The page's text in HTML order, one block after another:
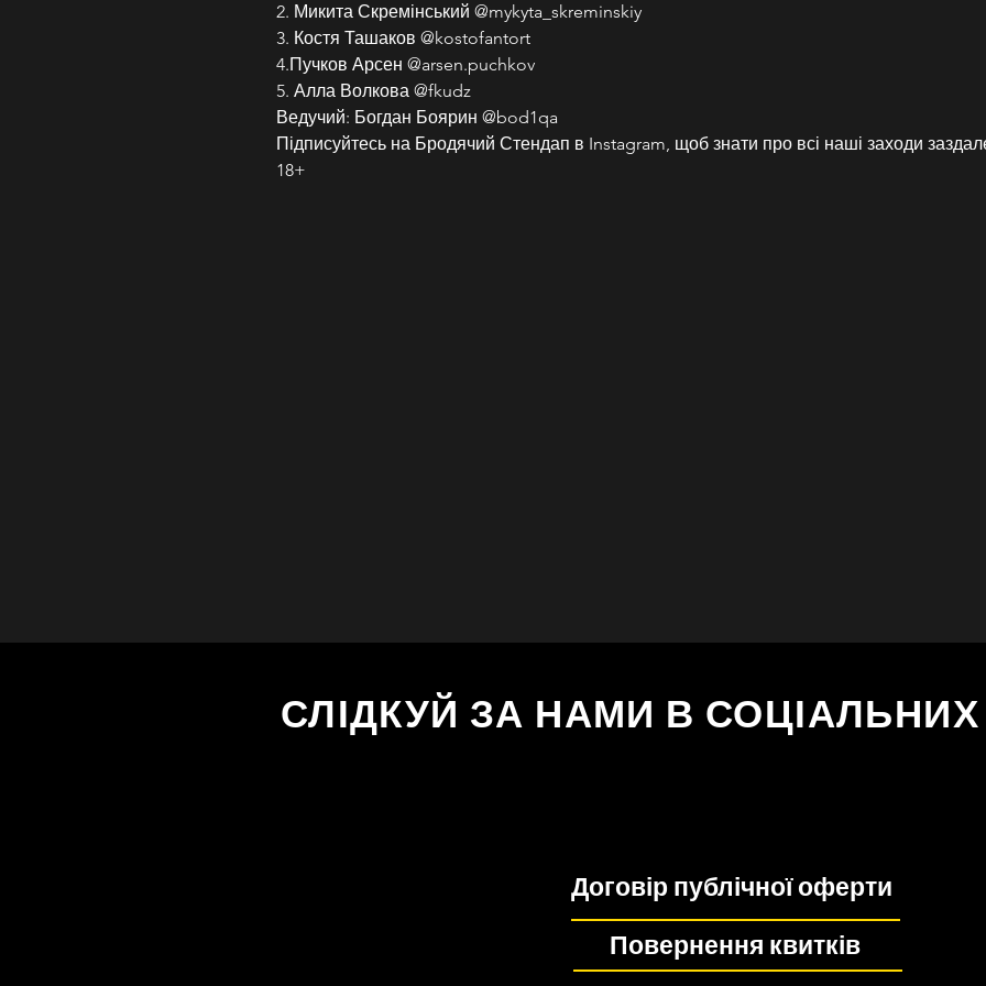
2. Микита Скремінський @mykyta_skreminskiy
3. Костя Ташаков @kostofantort
4.Пучков Арсен @arsen.puchkov
5. Алла Волкова @fkudz
Ведучий: Богдан Боярин @bod1qa
Підписуйтесь на Бродячий Стендап в Instagram, щоб знати про всі наші заходи
18+
СЛІДКУЙ ЗА НАМИ В
Договір публічної оферти
Повернення квитків